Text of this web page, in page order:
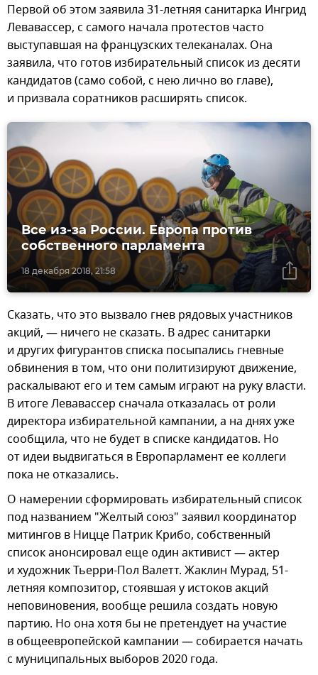
Первой об этом заявила 31-летняя санитарка Ингрид
Левавассер, с самого начала протестов часто
выступавшая на французских телеканалах. Она
заявила, что готов избирательный список из десяти
кандидатов (само собой, с нею лично во главе),
и призвала соратников расширять список.
18 декабря 2018, 21:58
Все из-за России. Европа против
собственного парламента
Сказать, что это вызвало гнев рядовых участников
акций, — ничего не сказать. В адрес санитарки
и других фигурантов списка посыпались гневные
обвинения в том, что они политизируют движение,
раскалывают его и тем самым играют на руку власти.
В итоге Левавассер сначала отказалась от роли
директора избирательной кампании, а на днях уже
сообщила, что не будет в списке кандидатов. Но
от идеи выдвигаться в Европарламент ее коллеги
пока не отказались.
О намерении сформировать избирательный список
под названием "Желтый союз" заявил координатор
митингов в Ницце Патрик Крибо, собственный
список анонсировал еще один активист — актер
и художник Тьерри-Пол Валетт. Жаклин Мурад, 51-
летняя композитор, стоявшая у истоков акций
неповиновения, вообще решила создать новую
партию. Но она хотя бы не претендует на участие
в общеевропейской кампании — собирается начать
с муниципальных выборов 2020 года.